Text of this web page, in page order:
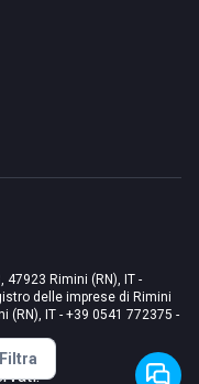
Filtra
47923 Rimini (RN), IT -
delle imprese di Rimini
(RN), IT - +39 0541 772375 -